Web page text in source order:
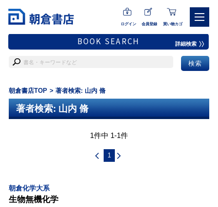
ログイン 会員登録 買い物カゴ
BOOK SEARCH 詳細検索
朝倉書店TOP 著者検索: 山内 脩
著者検索: 山内 脩
1件中 1-1件
1
朝倉化学大系
生物無機化学